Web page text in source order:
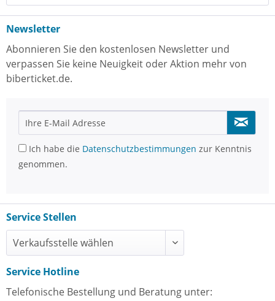
Newsletter
Abonnieren Sie den kostenlosen Newsletter und
verpassen Sie keine Neuigkeit oder Aktion mehr von
biberticket.de.
Ich habe die Datenschutzbestimmungen zur Kenntnis
genommen.
Service Stellen
Service Hotline
Telefonische Bestellung und Beratung unter: